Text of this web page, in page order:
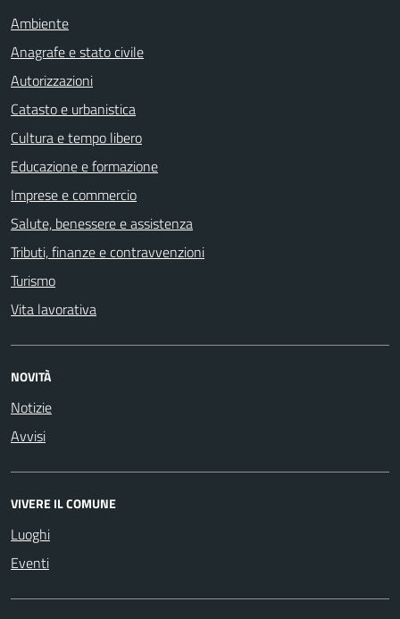
Ambiente
Anagrafe e stato civile
Autorizzazioni
Catasto e urbanistica
Cultura e tempo libero
Educazione e formazione
Imprese e commercio
Salute, benessere e assistenza
Tributi, finanze e contravvenzioni
Turismo
Vita lavorativa
NOVITÀ
Notizie
Avvisi
VIVERE IL COMUNE
Luoghi
Eventi